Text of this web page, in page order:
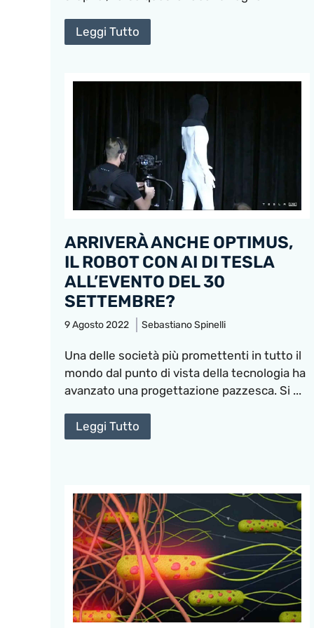
Leggi Tutto
ARRIVERÀ ANCHE OPTIMUS,
IL ROBOT CON AI DI TESLA
ALL’EVENTO DEL 30
SETTEMBRE?
9 Agosto 2022 Sebastiano Spinelli
Una delle società più promettenti in tutto il
mondo dal punto di vista della tecnologia ha
avanzato una progettazione pazzesca. Si ...
Leggi Tutto